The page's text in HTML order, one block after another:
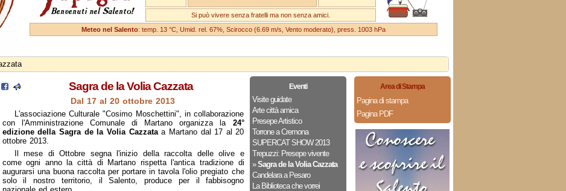
Si può vivere senza fratelli ma non senza amici.
Meteo nel Salento: temp. 13 °C, Umid. rel. 67%, Scirocco (6.69 m/s, Vento moderato), press. 1003 hPa
Eventi
Visite guidate
Arte città amica
Presepe Artistico
Torrone a Cremona
SUPERCAT SHOW 2013
Trepuzzi: Presepe vivente
»Sagra de la Volia Cazzata
Candelara a Pesaro
La Biblioteca che vorrei
Sagra de la Volia Cazzata
Dal 17 al 20 ottobre 2013
L'associazione Culturale "Cosimo Moschettini", in collaborazione
con l'Amministrazione Comunale di Martano organizza la 24°
edizione della Sagra de la Volia Cazzataa Martano dal 17 al 20
ottobre 2013.
Il mese di Ottobre segna l'inizio della raccolta delle olive e
come ogni anno la città di Martano rispetta l'antica tradizione di
augurarsi una buona raccolta per portare in tavola l'olio pregiato che
solo il nostro territorio, il Salento, produce per il fabbisogno
Area di Stampa
Pagina di stampa
Pagina PDF